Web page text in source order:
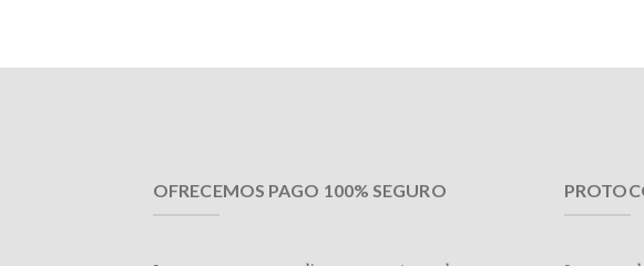
OFRECEMOS PAGO 100% SEGURO